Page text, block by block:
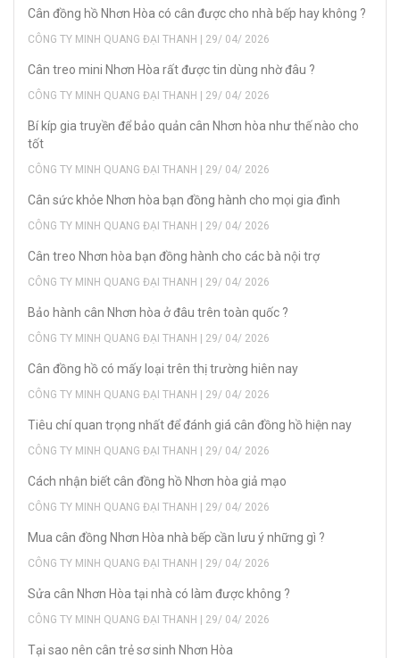
Cân đồng hồ Nhơn Hòa có cân được cho nhà bếp hay không ?
CÔNG TY MINH QUANG ĐẠI THANH | 29/ 04/ 2026
Cân treo mini Nhơn Hòa rất được tin dùng nhờ đâu ?
CÔNG TY MINH QUANG ĐẠI THANH | 29/ 04/ 2026
Bí kíp gia truyền để bảo quản cân Nhơn hòa như thế nào cho
tốt
CÔNG TY MINH QUANG ĐẠI THANH | 29/ 04/ 2026
Cân sức khỏe Nhơn hòa bạn đồng hành cho mọi gia đình
CÔNG TY MINH QUANG ĐẠI THANH | 29/ 04/ 2026
Cân treo Nhơn hòa bạn đồng hành cho các bà nội trợ
CÔNG TY MINH QUANG ĐẠI THANH | 29/ 04/ 2026
Bảo hành cân Nhơn hòa ở đâu trên toàn quốc ?
CÔNG TY MINH QUANG ĐẠI THANH | 29/ 04/ 2026
Cân đồng hồ có mấy loại trên thị trường hiên nay
CÔNG TY MINH QUANG ĐẠI THANH | 29/ 04/ 2026
Tiêu chí quan trọng nhất để đánh giá cân đồng hồ hiện nay
CÔNG TY MINH QUANG ĐẠI THANH | 29/ 04/ 2026
Cách nhận biết cân đồng hồ Nhơn hòa giả mạo
CÔNG TY MINH QUANG ĐẠI THANH | 29/ 04/ 2026
Mua cân đồng Nhơn Hòa nhà bếp cần lưu ý những gì ?
CÔNG TY MINH QUANG ĐẠI THANH | 29/ 04/ 2026
Sửa cân Nhơn Hòa tại nhà có làm được không ?
CÔNG TY MINH QUANG ĐẠI THANH | 29/ 04/ 2026
Tại sao nên cân trẻ sơ sinh Nhơn Hòa